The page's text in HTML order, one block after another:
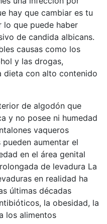
hay que cambiar es tu
que puede haber
de candida albicans.
causas como los
y las drogas,
dieta con alto contenido
de algodón que
y no posee ni humedad
vaqueros
aumentar el
en el área genital
de levadura La
en realidad ha
últimas décadas
la obesidad, la
los alimentos